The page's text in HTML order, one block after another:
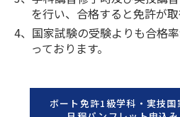
を行い、合格すると免許が取
4、国家試験の受験よりも合格
っております。
ボート免許1級学科・実技国